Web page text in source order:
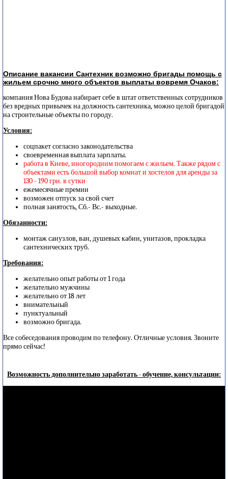
Описание вакансии Сантехник возможно бригады помощь с
жильем срочно много объектов выплаты вовремя Очаков:
компания Нова Будова набирает себе в штат ответственных сотрудников
без вредных привычек на должность сантехника, можно целой бригадой
на строительные объекты по городу.
Условия:
соцпакет согласно законодательства
своевременная выплата зарплаты.
работа в Киеве, иногородним помогаем с жильем. Также рядом с
объектами есть большой выбор комнат и хостелов для аренды за
130 - 190 грн. в сутки
ежемесячные премии
возможен отпуск за свой счет
полная занятость, Сб.- Вс.- выходные.
Обязанности:
монтаж санузлов, ван, душевых кабин, унитазов, прокладка
сантехнических труб.
Требования:
желательно опыт работы от 1 года
желательно мужчины
желательно от 18 лет
внимательный
пунктуальный
возможно бригада.
Все собеседования проводим по телефону. Отличные условия. Звоните
прямо сейчас!
Возможность дополнительно заработать - обучение, консультации: